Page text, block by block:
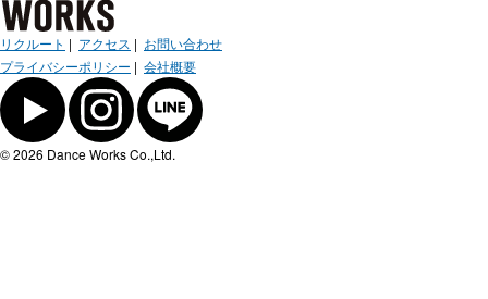
リクルート | アクセス | お問い合わせ
プライバシーポリシー | 会社概要
© 2026 Dance Works Co.,Ltd.